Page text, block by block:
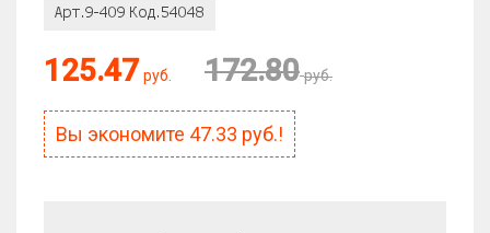
125.47 руб. 172.80 руб.
Вы экономите 47.33 руб.!